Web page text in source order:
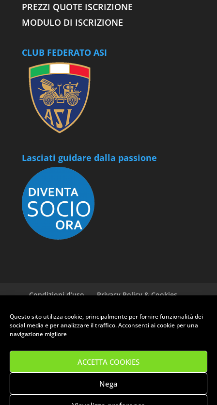
Questo sito utilizza cookie, principalmente per fornire funzionalità dei
social media e per analizzare il traffico. Acconsenti ai cookie per una
navigazione migliore
ACCETTA COOKIES
Nega
PREZZI QUOTE ISCRIZIONE
MODULO DI ISCRIZIONE
CLUB FEDERATO ASI
Lasciati guidare dalla passione
Condizioni d’uso
Privacy Policy & Cookies
- P.Iva: 01709030975
Tel. 0574 582221 - Email: info@clubruoteclassiche.it
Orari segreteria: Mercoledì 14:30/18:00 - Venerdì 9:00/12:30
IBAN: IT93Z0623021500000040740447 | BIC: CRPPIT2P192